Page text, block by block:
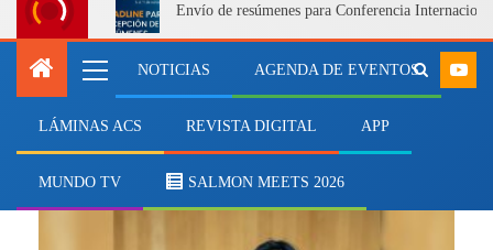
Envío de resúmenes para Conferencia
NOTICIAS AGENDA DE EVENTOS
LÁMINAS ACS REVISTA DIGITAL APP
MUNDO TV SALMON MEETS 2026
Blue Week